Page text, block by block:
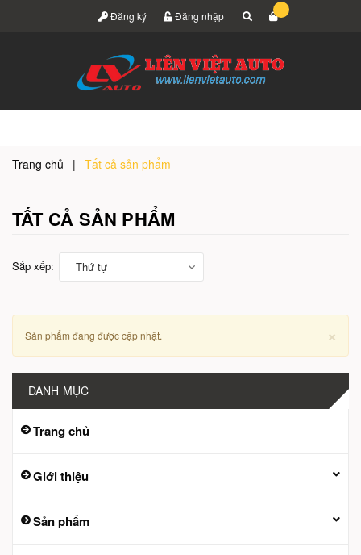
Đăng ký Đăng nhập
Trang chủ | Tất cả sản phẩm
TẤT CẢ SẢN PHẨM
Sắp xếp: Thứ tự
×
Sản phẩm đang được cập nhật.
DANH MỤC
Trang chủ
Giới thiệu
Sản phẩm